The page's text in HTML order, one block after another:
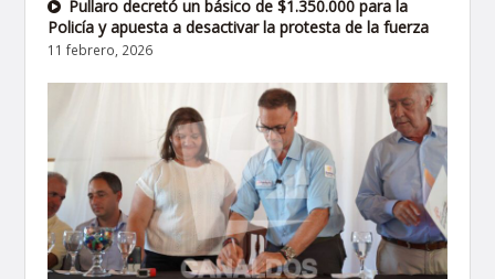
Pullaro decretó un básico de $1.350.000 para la
Policía y apuesta a desactivar la protesta de la fuerza
11 febrero, 2026